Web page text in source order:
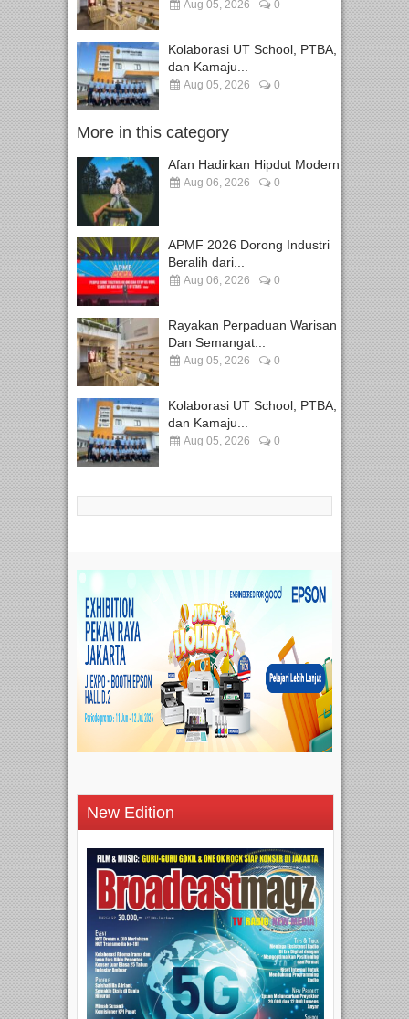
Aug 05, 2026 0
Kolaborasi UT School, PTBA,
dan Kamaju...
Aug 05, 2026 0
More in this category
Afan Hadirkan Hipdut Modern...
Aug 06, 2026 0
APMF 2026 Dorong Industri
Beralih dari...
Aug 06, 2026 0
Rayakan Perpaduan Warisan
Dan Semangat...
Aug 05, 2026 0
Kolaborasi UT School, PTBA,
dan Kamaju...
Aug 05, 2026 0
New Edition